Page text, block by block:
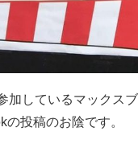
加しているマックス
の投稿のお陰です。